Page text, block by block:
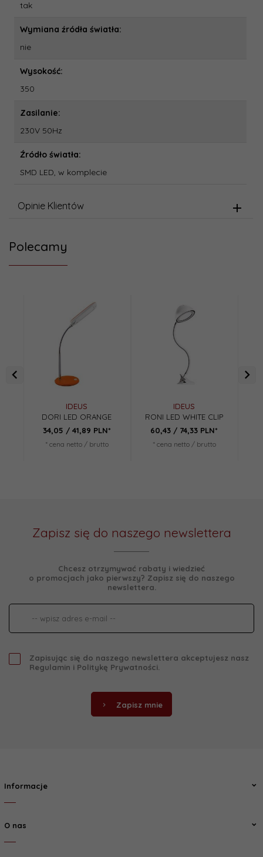
tak
Wymiana źródła światła:
nie
Wysokość:
350
Zasilanie:
230V 50Hz
Źródło światła:
SMD LED, w komplecie
Opinie Klientów
Polecamy
IDEUS
DORI LED ORANGE
34,05 / 41,89 PLN*
* cena netto / brutto
IDEUS
RONI LED WHITE CLIP
60,43 / 74,33 PLN*
* cena netto / brutto
Zapisz się do naszego newslettera
Chcesz otrzymywać rabaty i wiedzieć
o promocjach jako pierwszy? Zapisz się do naszego
newslettera.
Zapisując się do naszego newslettera akceptujesz nasz
Regulamin i Politykę Prywatności
Zapisz mnie
Informacje
O nas